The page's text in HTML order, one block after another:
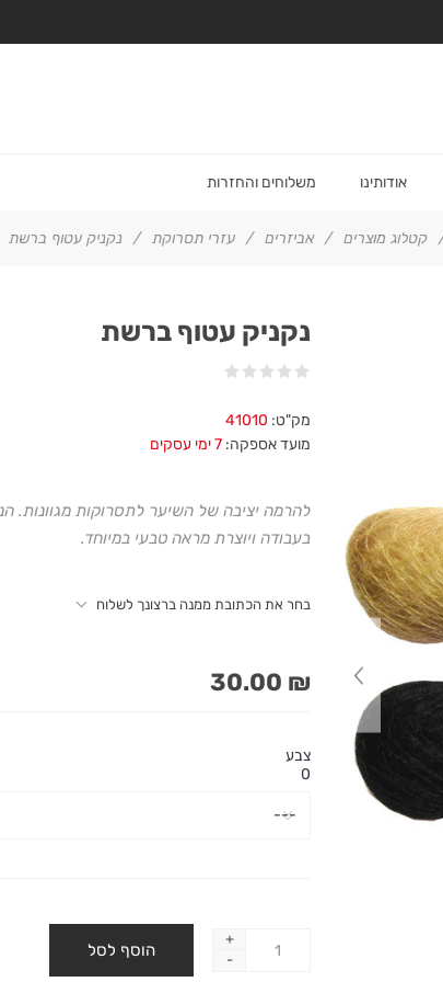
אודותינו משלוחים והחזרות
קטלוג מוצרים / אביזרים / עזרי תסרוקת / נקניק עטוף ברשת
נקניק עטוף ברשת
מק"ט: 41010
מועד אספקה: 7 ימי עסקים
להרמה יציבה של השיער לתסרוקות מגוונות.
בעבודה ויוצרת מראה טבעי במיוחד.
בחר את הכתובת ממנה ברצונך לשלוח
₪ 30.00
צבע
0
+
-